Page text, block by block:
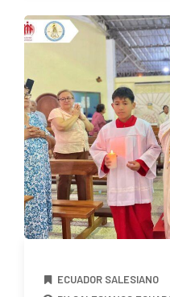
ECUADOR SALESIANO